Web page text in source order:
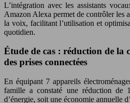
L’intégration avec les assistants
Amazon Alexa permet de contrôler les
la voix, facilitant l’utilisation et
quotidien.
Étude de cas : réduction de la
des prises connectées
En équipant 7 appareils
famille a constaté une réduction de
d’énergie, soit une économie annuelle